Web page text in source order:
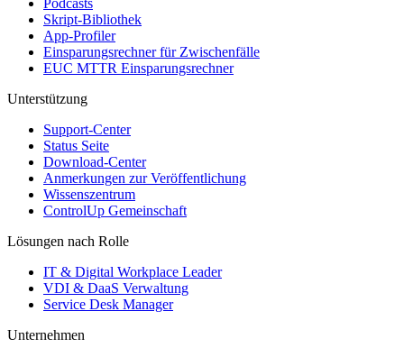
Podcasts
Skript-Bibliothek
App-Profiler
Einsparungsrechner für Zwischenfälle
EUC MTTR Einsparungsrechner
Unterstützung
Support-Center
Status Seite
Download-Center
Anmerkungen zur Veröffentlichung
Wissenszentrum
ControlUp Gemeinschaft
Lösungen nach Rolle
IT & Digital Workplace Leader
VDI & DaaS Verwaltung
Service Desk Manager
Unternehmen